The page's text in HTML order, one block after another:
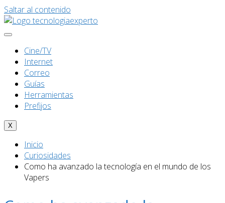
Saltar al contenido
Cine/TV
Internet
Correo
Guías
Herramientas
Prefijos
X
Inicio
Curiosidades
Como ha avanzado la tecnología en el mundo de los
Vapers